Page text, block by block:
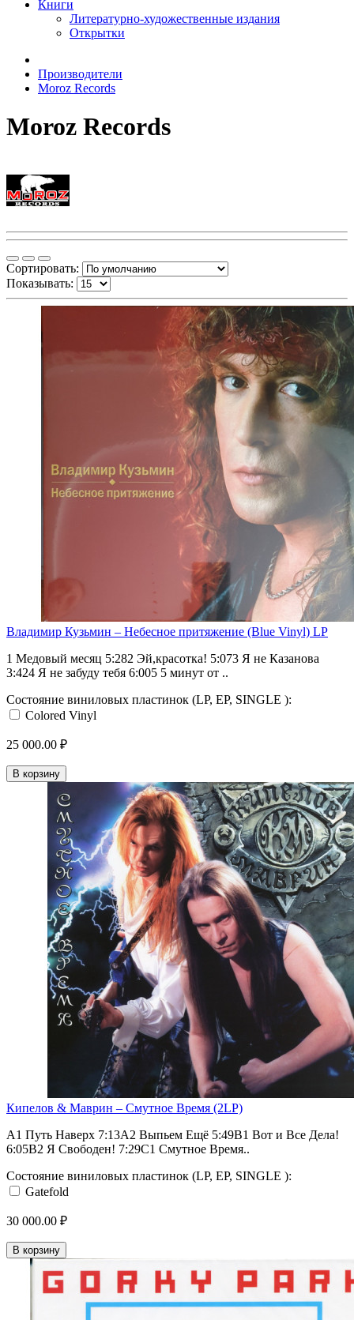
Книги
Литературно-художественные издания
Открытки
Производители
Moroz Records
Moroz Records
Сортировать:
Показывать:
Владимир Кузьмин – Небесное притяжение (Blue Vinyl) LP
1 Медовый месяц 5:282 Эй,красотка! 5:073 Я не Казанова
3:424 Я не забуду тебя 6:005 5 минут от ..
Состояние виниловых пластинок (LP, EP, SINGLE ):
Colored Vinyl
25 000.00 ₽
В корзину
Кипелов & Маврин – Смутное Время (2LP)
A1 Путь Наверх 7:13A2 Выпьем Ещё 5:49B1 Вот и Все Дела!
6:05B2 Я Свободен! 7:29C1 Смутное Время..
Состояние виниловых пластинок (LP, EP, SINGLE ):
Gatefold
30 000.00 ₽
В корзину